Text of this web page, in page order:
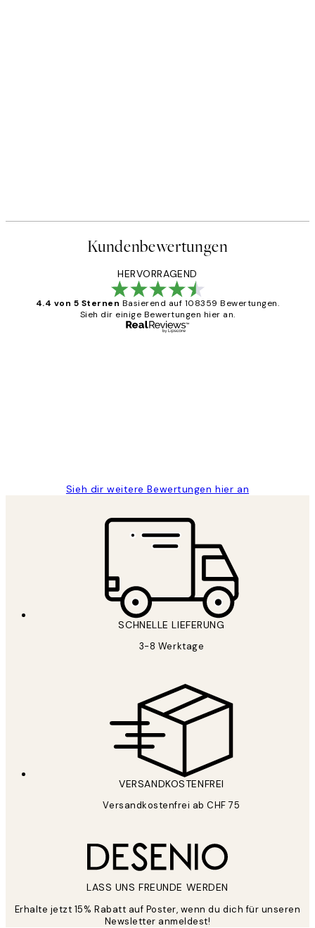
Kundenbewertungen
HERVORRAGEND
4.4 von 5 Sternen Basierend auf 108359 Bewertungen.
Sieh dir einige Bewertungen hier an.
Sieh dir weitere Bewertungen hier an
SCHNELLE LIEFERUNG
3-8 Werktage
VERSANDKOSTENFREI
Versandkostenfrei ab CHF 75
LASS UNS FREUNDE WERDEN
Erhalte jetzt 15% Rabatt auf Poster, wenn du dich für unseren
Newsletter anmeldest!